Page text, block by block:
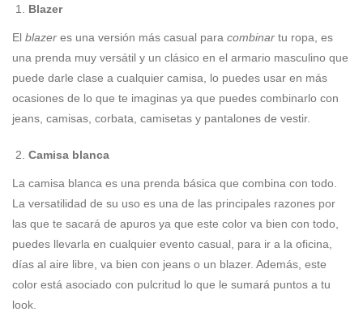
Blazer
El blazer es una versión más casual para combinar tu ropa, es
una prenda muy versátil y un clásico en el armario masculino que
puede darle clase a cualquier camisa, lo puedes usar en más
ocasiones de lo que te imaginas ya que puedes combinarlo con
jeans, camisas, corbata, camisetas y pantalones de vestir.
Camisa blanca
La camisa blanca es una prenda básica que combina con todo.
La versatilidad de su uso es una de las principales razones por
las que te sacará de apuros ya que este color va bien con todo,
puedes llevarla en cualquier evento casual, para ir a la oficina,
días al aire libre, va bien con jeans o un blazer. Además, este
color está asociado con pulcritud lo que le sumará puntos a tu
look.